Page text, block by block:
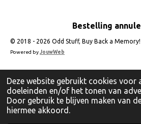
Deze website gebruikt cookies voor
doeleinden en/of het tonen van
Door gebruik te blijven maken van
hiermee akkoord.
Bestelling
© 2018 - 2026 Odd Stuff, Buy Back a Memory!
Powered byJouwWeb